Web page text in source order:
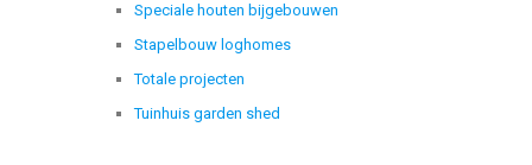
Speciale houten bijgebouwen
Stapelbouw loghomes
Totale projecten
Tuinhuis garden shed